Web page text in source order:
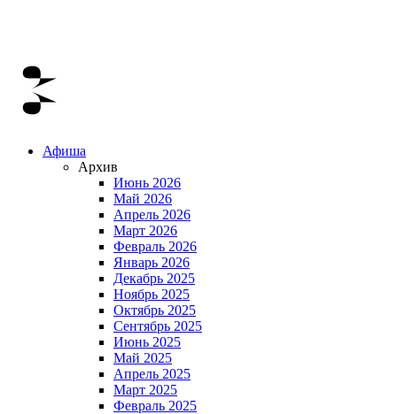
Афиша
Архив
Июнь 2026
Май 2026
Апрель 2026
Март 2026
Февраль 2026
Январь 2026
Декабрь 2025
Ноябрь 2025
Октябрь 2025
Сентябрь 2025
Июнь 2025
Май 2025
Апрель 2025
Март 2025
Февраль 2025